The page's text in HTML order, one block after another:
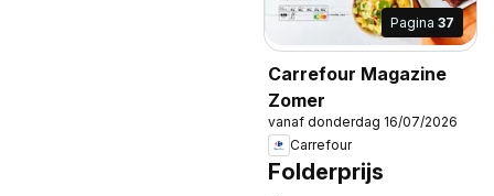
Pagina 37
Carrefour Magazine
Zomer
vanaf donderdag 16/07/2026
Carrefour
Folderprijs